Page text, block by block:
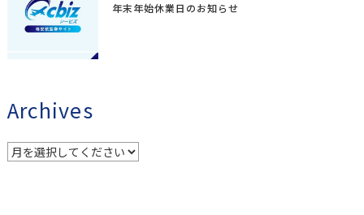
年末年始休業日のお知らせ
Archives